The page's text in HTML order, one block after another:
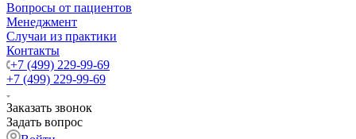
Вопросы от пациентов
Менеджмент
Случаи из практики
Контакты
+7 (499) 229-99-69
+7 (499) 229-99-69
Заказать звонок
Задать вопрос